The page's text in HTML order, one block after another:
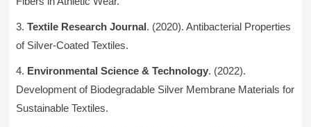
Textile Research Journal. (2020). Antibacterial Properties
of Silver-Coated Textiles.
Environmental Science & Technology. (2022).
Development of Biodegradable Silver Membrane Materials for
Sustainable Textiles.